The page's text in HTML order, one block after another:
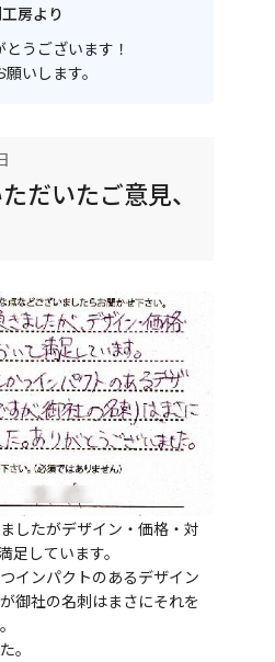
房より
うございます！
いします。
だいたご意見、
したがデザイン・価格・対
足しています。
インパクトのあるデザイン
御社の名刺はまさにそれを
。